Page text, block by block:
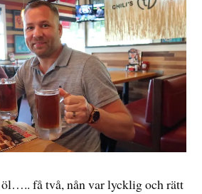
öl….. få två, nån var lycklig och rätt